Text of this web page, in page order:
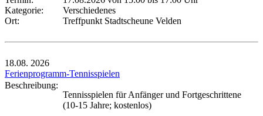
Kategorie:
Verschiedenes
Ort:
Treffpunkt Stadtscheune Velden
18.08. 2026
Ferienprogramm-Tennisspielen
Beschreibung:
Tennisspielen für Anfänger und Fortgeschrittene
(10-15 Jahre; kostenlos)